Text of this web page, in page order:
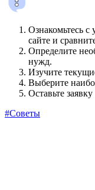
Ознакомьтесь
сайте и
Определите
нужд.
Изучите
Выберите
Оставьте
#Советы